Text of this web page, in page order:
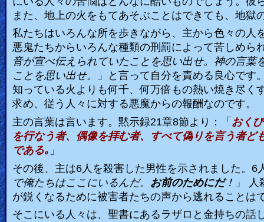
また、地上の火をもてあそぶことはできても、地
私たちはいろんな所を歩きながら、主から色々の人
悪鬼たちからいろんな種類の刑罰によって苦しめ
音が宣べ伝えられていたことを思い出せ。神の言
ことを思い出せ。
」と言って自分を責める良心で
知っている火よりも何千、何万倍もの熱い焼き尽
求め、従う人々に対する悪魔からの報酬なのです。
主の言葉は言います。黙示録21章8節より：「 おく
を行なう者、偶像を拝む者、すべて偽りを言う者
である｡ 」
その後、主は6 人を殺害した男性を示されました。 6
で俺たちはここにいるんだ。 お前のためにだ！ 」
が鋭くなるために被害者たちの声から逃れることは
そこにいる人々は、聖書にあるラザロと金持ちの話